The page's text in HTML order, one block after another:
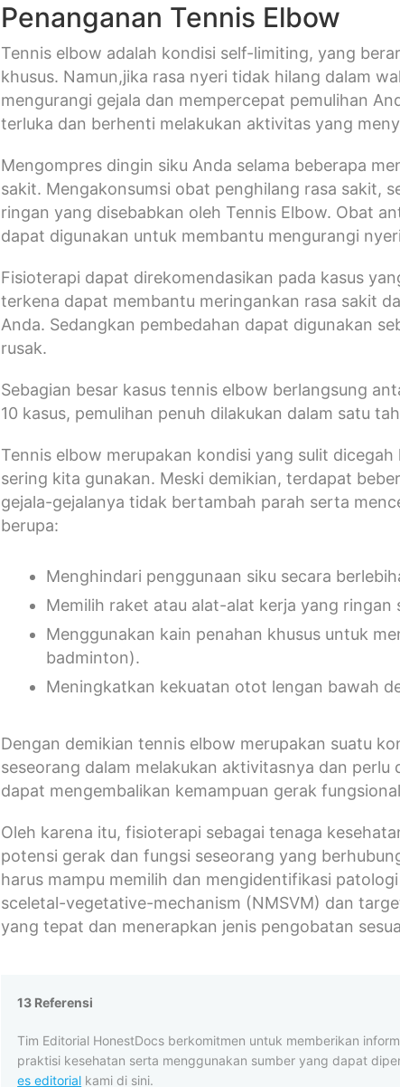
Penanganan Tennis Elbow
Tennis elbow adalah kondisi self-limiting, yang
khusus. Namun,jika rasa nyeri tidak hilang dalam
mengurangi gejala dan mempercepat pemulihan
terluka dan berhenti melakukan aktivitas yang
Mengompres dingin siku Anda selama beberapa
sakit. Mengakonsumsi obat penghilang rasa sakit,
ringan yang disebabkan oleh Tennis Elbow. Obat
dapat digunakan untuk membantu mengurangi
Fisioterapi dapat direkomendasikan pada kasus
terkena dapat membantu meringankan rasa sakit
Anda. Sedangkan pembedahan dapat digunakan
rusak.
Sebagian besar kasus tennis elbow berlangsung
10 kasus, pemulihan penuh dilakukan dalam satu
Tennis elbow merupakan kondisi yang sulit
sering kita gunakan. Meski demikian, terdapat
gejala-gejalanya tidak bertambah parah serta
berupa:
Menghindari penggunaan siku secara
Memilih raket atau alat-alat kerja yang
Menggunakan kain penahan khusus untuk
badminton).
Meningkatkan kekuatan otot lengan bawah
Dengan demikian tennis elbow merupakan suatu
seseorang dalam melakukan aktivitasnya dan
dapat mengembalikan kemampuan gerak
Oleh karena itu, fisioterapi sebagai tenaga
potensi gerak dan fungsi seseorang yang
harus mampu memilih dan mengidentifikasi
sceletal-vegetative-mechanism (NMSVM) dan
yang tepat dan menerapkan jenis pengobatan
13 Referensi
Tim Editorial HonestDocs berkomitmen untuk memberikan
praktisi kesehatan serta menggunakan sumber yang dapat
es editorial kami di sini.